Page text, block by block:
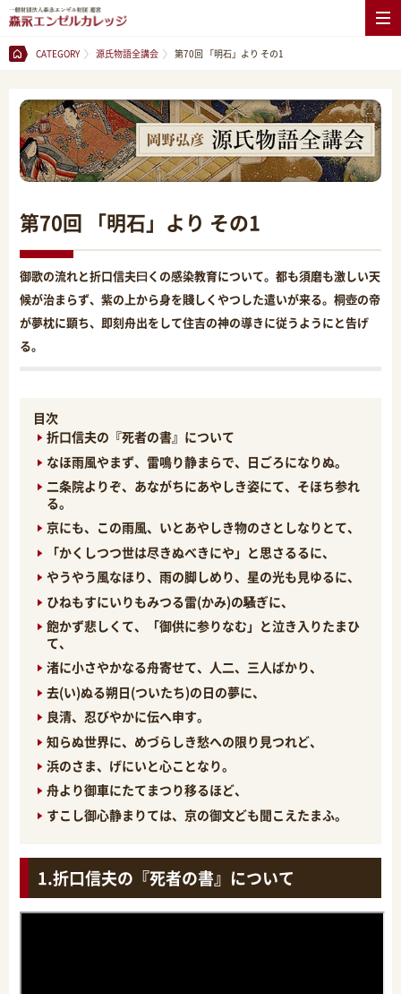
CATEGORY 源氏物語全講会 第70回 「明石」より その1
第70回 「明石」より その1
御歌の流れと折口信夫曰くの感染教育について。都も須磨も激しい天
候が治まらず、紫の上から身を賤しくやつした遣いが来る。桐壺の帝
が夢枕に顕ち、即刻舟出をして住吉の神の導きに従うようにと告げ
る。
目次
折口信夫の『死者の書』について
なほ雨風やまず、雷鳴り静まらで、日ごろになりぬ。
二条院よりぞ、あながちにあやしき姿にて、そほち参れ
る。
京にも、この雨風、いとあやしき物のさとしなりとて、
「かくしつつ世は尽きぬべきにや」と思さるるに、
やうやう風なほり、雨の脚しめり、星の光も見ゆるに、
ひねもすにいりもみつる雷(かみ)の騷ぎに、
飽かず悲しくて、「御供に参りなむ」と泣き入りたまひ
て、
渚に小さやかなる舟寄せて、人二、三人ばかり、
去(い)ぬる朔日(ついたち)の日の夢に、
良清、忍びやかに伝へ申す。
知らぬ世界に、めづらしき愁への限り見つれど、
浜のさま、げにいと心ことなり。
舟より御車にたてまつり移るほど、
すこし御心静まりては、京の御文ども聞こえたまふ。
折口信夫の『死者の書』について